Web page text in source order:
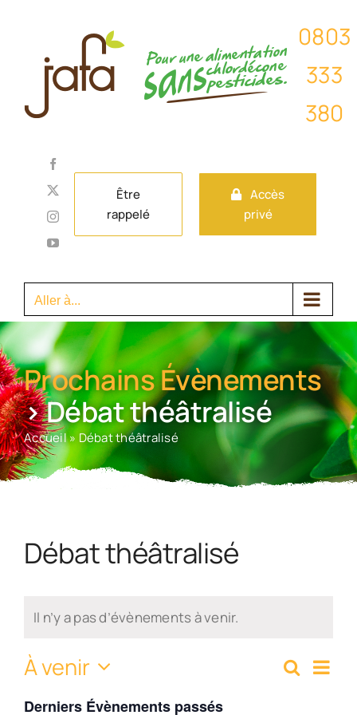
contenu
Instagram
YouTube
Être
rappelé
Accès
privé
Aller à...
Prochains Évènements
› Débat théâtralisé
Accueil» Débat théâtralisé
Débat théâtralisé
Il n’y a pas d’évènements à venir.
Liste
À venir
Sélectionnez
Derniers Évènements passés